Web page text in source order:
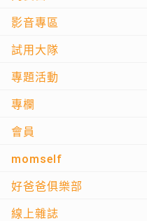
影音專區
試用大隊
專題活動
專欄
會員
momself
好爸爸俱樂部
線上雜誌